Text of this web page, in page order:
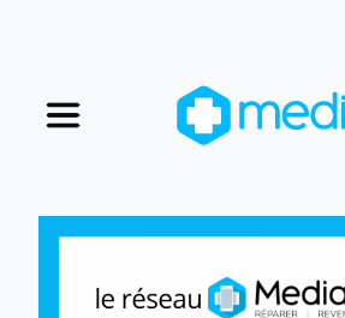
Nos magasins
Nous rejoindre